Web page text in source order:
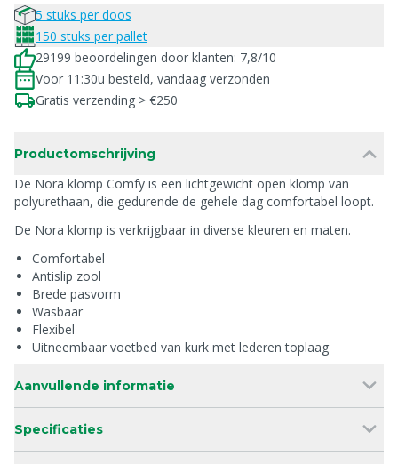
5 stuks per doos
150 stuks per pallet
29199 beoordelingen door klanten: 7,8/10
Voor 11:30u besteld, vandaag verzonden
Gratis verzending > €250
Productomschrijving
De Nora klomp Comfy is een lichtgewicht open klomp van
polyurethaan, die gedurende de gehele dag comfortabel loopt.
De Nora klomp is verkrijgbaar in diverse kleuren en maten.
Comfortabel
Antislip zool
Brede pasvorm
Wasbaar
Flexibel
Uitneembaar voetbed van kurk met lederen toplaag
Aanvullende informatie
Specificaties